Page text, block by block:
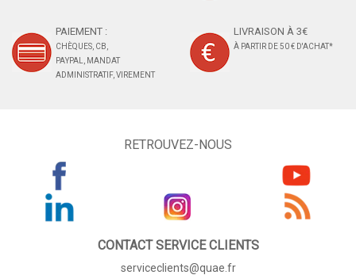
PAIEMENT :
CHÈQUES, CB,
PAYPAL, MANDAT
ADMINISTRATIF, VIREMENT
LIVRAISON À 3€
À PARTIR DE 50 € D'ACHAT*
RETROUVEZ-NOUS
CONTACT SERVICE CLIENTS
serviceclients@quae.fr